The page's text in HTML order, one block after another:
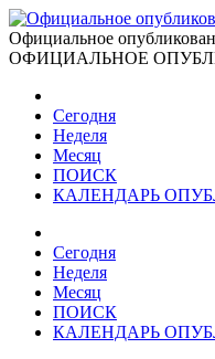
Официальное
ОФИЦИАЛЬНОЕ
Сегодня
Неделя
Месяц
ПОИСК
КАЛЕНДАРЬ
Сегодня
Неделя
Месяц
ПОИСК
КАЛЕНДАРЬ